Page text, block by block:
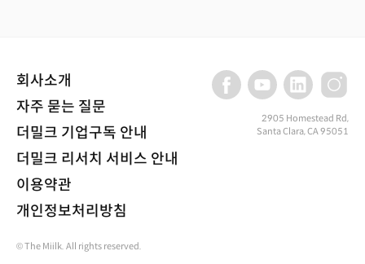
회사소개
자주 묻는 질문
더밀크 기업구독 안내
더밀크 리서치 서비스 안내
이용약관
개인정보처리방침
2905 Homestead Rd,
Santa Clara, CA 95051
© The Miilk. All rights reserved.